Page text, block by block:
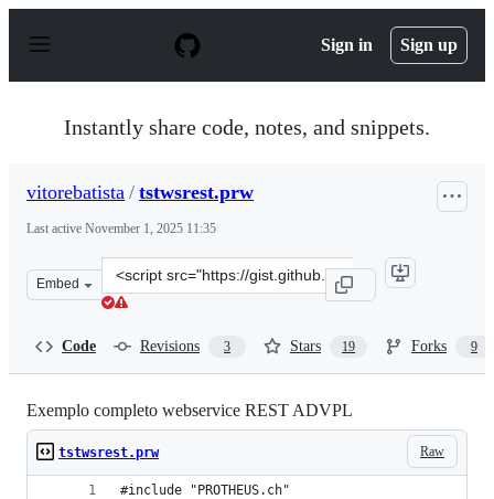
p
Sign in Sign up
Instantly share code, notes, and snippets.
vitorebatista / tstwsrest.prw
Last active November 1, 2025 11:35
Embed
Clone
this
Code Revisions 3 Stars 19 Forks 9
Exemplo completo webservice REST ADVPL
Raw
tstwsrest.prw
#include "PROTHEUS.ch"